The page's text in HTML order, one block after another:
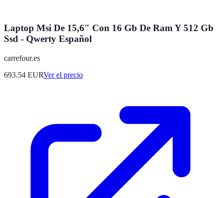
Laptop Msi De 15,6" Con 16 Gb De Ram Y 512 Gb
Ssd - Qwerty Español
carrefour.es
693.54 EURVer el precio